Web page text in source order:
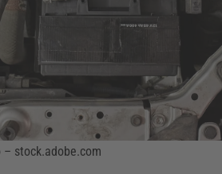
HERKERT)
HERKERT)
stock.adobe.com